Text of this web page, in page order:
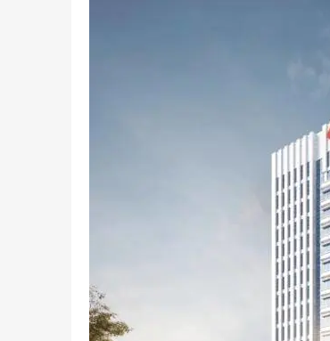
室。设有24个病区，26个一级诊疗科目
医院诊疗设备先进，配置有PET-CT、
医院目前现有骨科、输血科、妇科、重
学、护理专科、烧伤科、口腔科等10多
血管病、创伤外科、儿童免疫、手外科
科、骨科、口腔全科和麻醉科等10个湖
医院现有在岗职工1146人，其中高级职
人）,卫生专业技术人员997人。博士生
才”，“市管专家”，市直卫生系统高层
者、学术骨干，第一批宜昌中医名师，
医院科研成果丰硕，累计承担国家自然
湖北省地市州医院获得科技进步一等奖